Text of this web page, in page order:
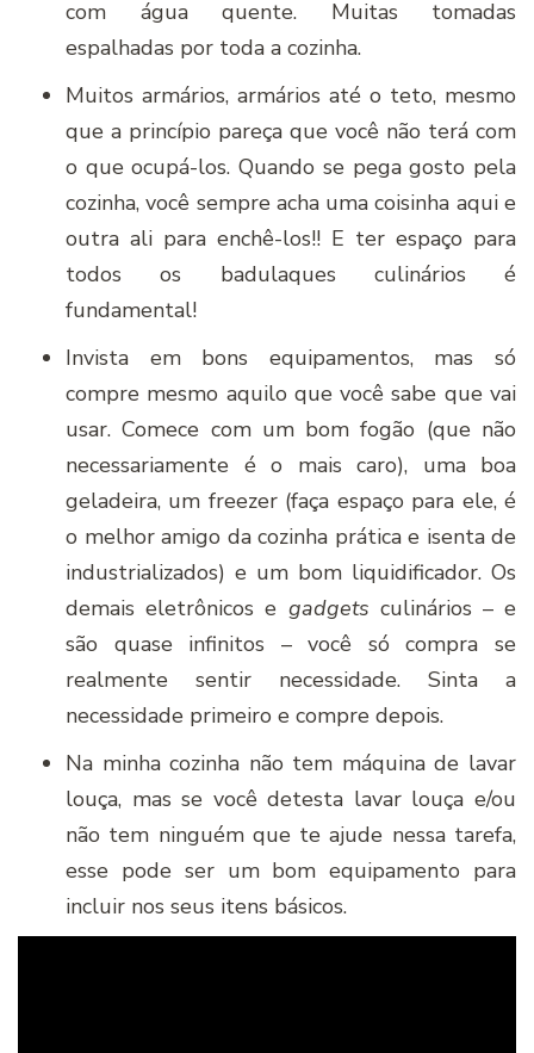
com água quente. Muitas tomadas
espalhadas por toda a cozinha.
Muitos armários, armários até o teto, mesmo
que a princípio pareça que você não terá com
o que ocupá-los. Quando se pega gosto pela
cozinha, você sempre acha uma coisinha aqui e
outra ali para enchê-los!! E ter espaço para
todos os badulaques culinários é
fundamental!
Invista em bons equipamentos, mas só
compre mesmo aquilo que você sabe que vai
usar. Comece com um bom fogão (que não
necessariamente é o mais caro), uma boa
geladeira, um freezer (faça espaço para ele, é
o melhor amigo da cozinha prática e isenta de
industrializados) e um bom liquidificador. Os
demais eletrônicos e gadgets culinários – e
são quase infinitos – você só compra se
realmente sentir necessidade. Sinta a
necessidade primeiro e compre depois.
Na minha cozinha não tem máquina de lavar
louça, mas se você detesta lavar louça e/ou
não tem ninguém que te ajude nessa tarefa,
esse pode ser um bom equipamento para
incluir nos seus itens básicos.